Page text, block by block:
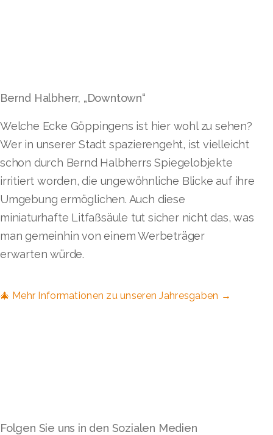
Bernd Halbherr, „Downtown“
Welche Ecke Göppingens ist hier wohl zu sehen?
Wer in unserer Stadt spazierengeht, ist vielleicht
schon durch Bernd Halbherrs Spiegelobjekte
irritiert worden, die ungewöhnliche Blicke auf ihre
Umgebung ermöglichen. Auch diese
miniaturhafte Litfaßsäule tut sicher nicht das, was
man gemeinhin von einem Werbeträger
erwarten würde.
🎄 Mehr Informationen zu unseren Jahresgaben →
Folgen Sie uns in den Sozialen Medien